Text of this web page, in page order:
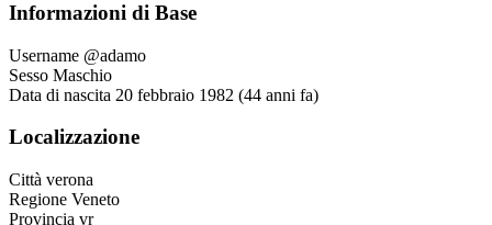
Informazioni di Base
Username @adamo
Sesso Maschio
Data di nascita 20 febbraio 1982 (44 anni fa)
Localizzazione
Città verona
Regione Veneto
Provincia vr